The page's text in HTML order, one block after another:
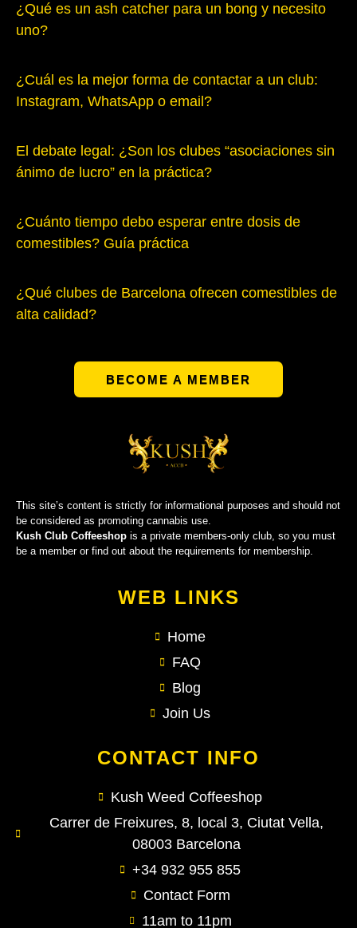
¿Qué es un ash catcher para un bong y necesito
uno?
¿Cuál es la mejor forma de contactar a un club:
Instagram, WhatsApp o email?
El debate legal: ¿Son los clubes “asociaciones sin
ánimo de lucro” en la práctica?
¿Cuánto tiempo debo esperar entre dosis de
comestibles? Guía práctica
¿Qué clubes de Barcelona ofrecen comestibles de
alta calidad?
BECOME A MEMBER
This site’s content is strictly for informational purposes and should not
be considered as promoting cannabis use.
Kush Club Coffeeshop is a private members-only club, so you must
be a member or find out about the requirements for membership.
WEB LINKS
Home
FAQ
Blog
Join Us
CONTACT INFO
Kush Weed Coffeeshop
Carrer de Freixures, 8, local 3, Ciutat Vella,
08003 Barcelona
+34 932 955 855
Contact Form
11am to 11pm